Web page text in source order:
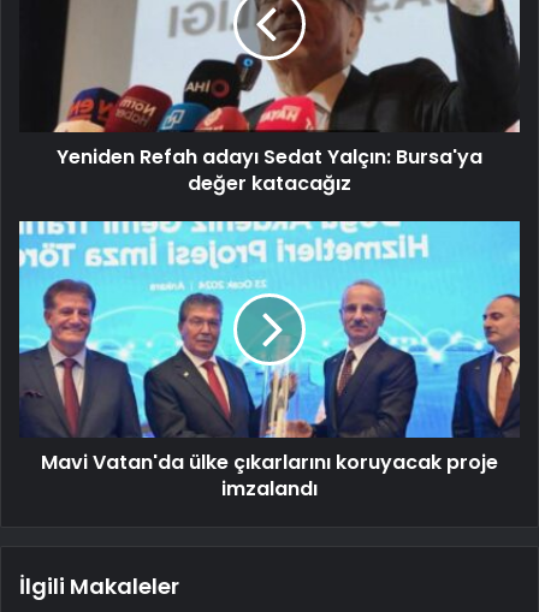
Yeniden Refah adayı Sedat Yalçın: Bursa'ya
değer katacağız
Mavi Vatan'da ülke çıkarlarını koruyacak proje
imzalandı
İlgili Makaleler